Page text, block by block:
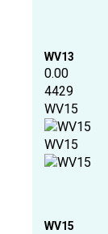
WV13
0.00
4429
WV15
WV15
WV15